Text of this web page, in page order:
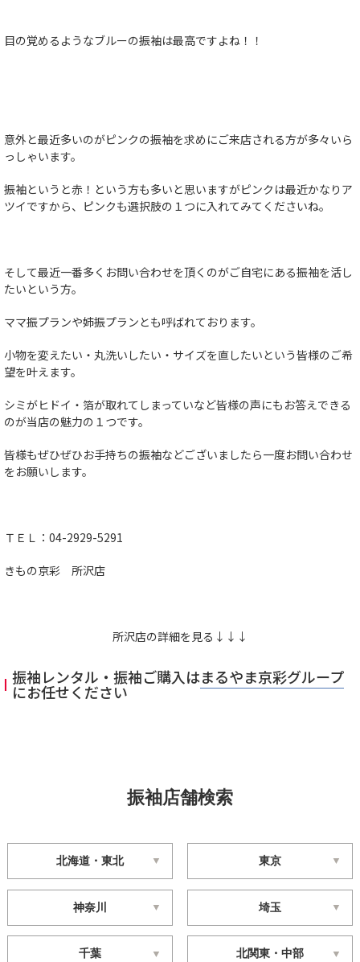
目の覚めるようなブルーの振袖は最高ですよね！！
意外と最近多いのがピンクの振袖を求めにご来店される方が多々いら
っしゃいます。
振袖というと赤！という方も多いと思いますがピンクは最近かなりア
ツイですから、ピンクも選択肢の１つに入れてみてくださいね。
そして最近一番多くお問い合わせを頂くのがご自宅にある振袖を活し
たいという方。
ママ振プランや姉振プランとも呼ばれております。
小物を変えたい・丸洗いしたい・サイズを直したいという皆様のご希
望を叶えます。
シミがヒドイ・箔が取れてしまっていなど皆様の声にもお答えできる
のが当店の魅力の１つです。
皆様もぜひぜひお手持ちの振袖などございましたら一度お問い合わせ
をお願いします。
ＴＥＬ：04-2929-5291
きもの京彩 所沢店
所沢店の詳細を見る↓↓↓
振袖レンタル・振袖ご購入はまるやま京彩グループ
にお任せください
振袖店舗検索
北海道・東北 東京
神奈川 埼玉
千葉 北関東・中部